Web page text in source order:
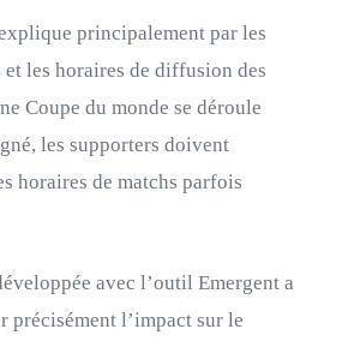
principalement par les
et les horaires de diffusion des
Coupe du monde se déroule
les supporters doivent
horaires de matchs parfois
avec l’outil Emergent a
précisément l’impact sur le